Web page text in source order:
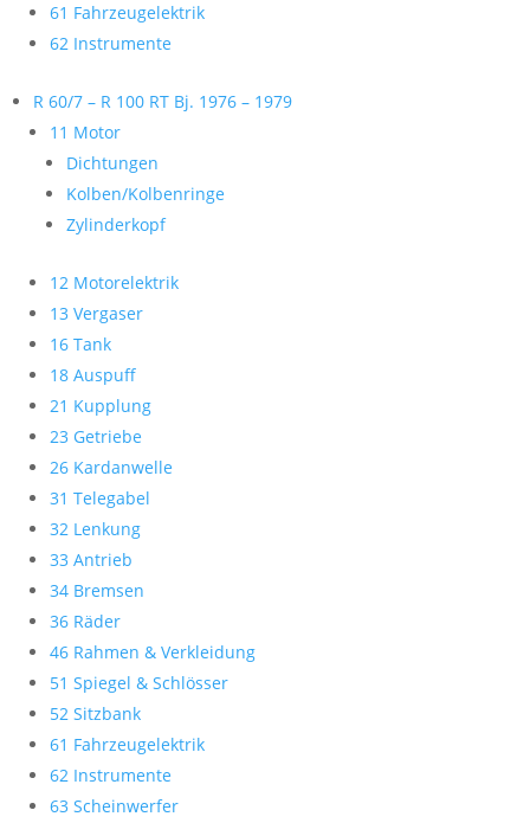
61 Fahrzeugelektrik
62 Instrumente
R 60/7 – R 100 RT Bj. 1976 – 1979
11 Motor
Dichtungen
Kolben/Kolbenringe
Zylinderkopf
12 Motorelektrik
13 Vergaser
16 Tank
18 Auspuff
21 Kupplung
23 Getriebe
26 Kardanwelle
31 Telegabel
32 Lenkung
33 Antrieb
34 Bremsen
36 Räder
46 Rahmen & Verkleidung
51 Spiegel & Schlösser
52 Sitzbank
61 Fahrzeugelektrik
62 Instrumente
63 Scheinwerfer